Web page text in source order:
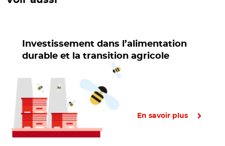
Investissement dans l’alimentation
durable et la transition agricole
En savoir plus